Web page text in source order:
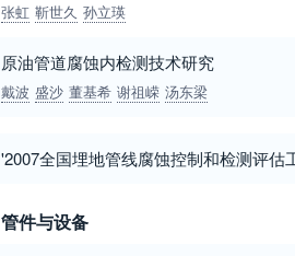
张虹 靳世久 孙立瑛
原油管道腐蚀内检测技术研究
戴波 盛沙 董基希 谢祖嵘 汤东梁
'2007全国埋地管线腐蚀控制和检测评估
管件与设备